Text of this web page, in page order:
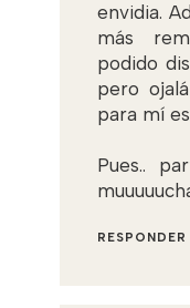
envidia.
más
podido
pero
para mí
Pues..
RESPONDER